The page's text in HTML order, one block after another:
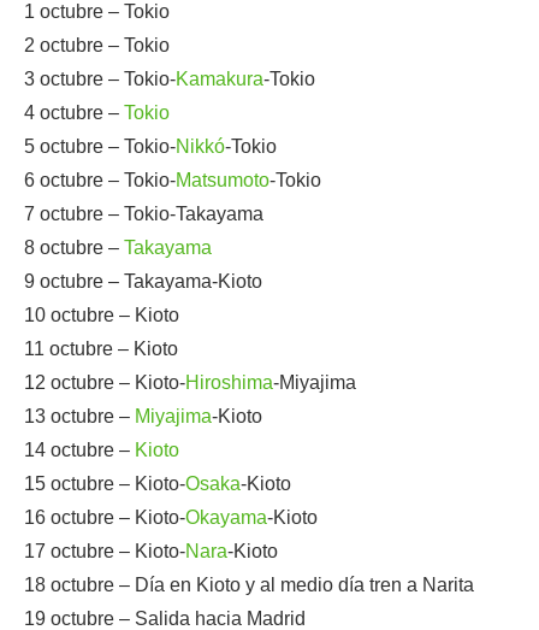
1 octubre – Tokio
2 octubre – Tokio
3 octubre – Tokio-Kamakura-Tokio
4 octubre – Tokio
5 octubre – Tokio-Nikkó-Tokio
6 octubre – Tokio-Matsumoto-Tokio
7 octubre – Tokio-Takayama
8 octubre – Takayama
9 octubre – Takayama-Kioto
10 octubre – Kioto
11 octubre – Kioto
12 octubre – Kioto-Hiroshima-Miyajima
13 octubre – Miyajima-Kioto
14 octubre – Kioto
15 octubre – Kioto-Osaka-Kioto
16 octubre – Kioto-Okayama-Kioto
17 octubre – Kioto-Nara-Kioto
18 octubre – Día en Kioto y al medio día tren a Narita
19 octubre – Salida hacia Madrid